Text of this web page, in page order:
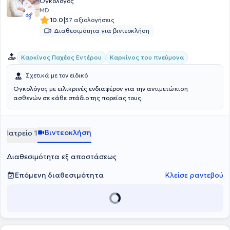
γιατρός είναι μέλος της Εταιρείας Ογκολόγων - Παθολόγων
Ελλάδας, της Ευρωπαϊκής Εταιρείας Παθολογικής Ογκολογίας και
της Αμερικανικής Εταιρείας Κλινικής Ογκολογίας.
MD
10.0|37 αξιολογήσεις
Διαθεσιμότητα για βιντεοκλήση
Καρκίνος Παχέος Εντέρου Καρκίνος του πνεύμονα
Σχετικά με τον ειδικό
Ογκολόγος με ειλικρινές ενδιαφέρον για την αντιμετώπιση
ασθενών σε κάθε στάδιο της πορείας τους.
Ιατρείο 1 Βιντεοκλήση
Διαθεσιμότητα εξ αποστάσεως
Επόμενη διαθεσιμότητα
Κλείσε ραντεβού